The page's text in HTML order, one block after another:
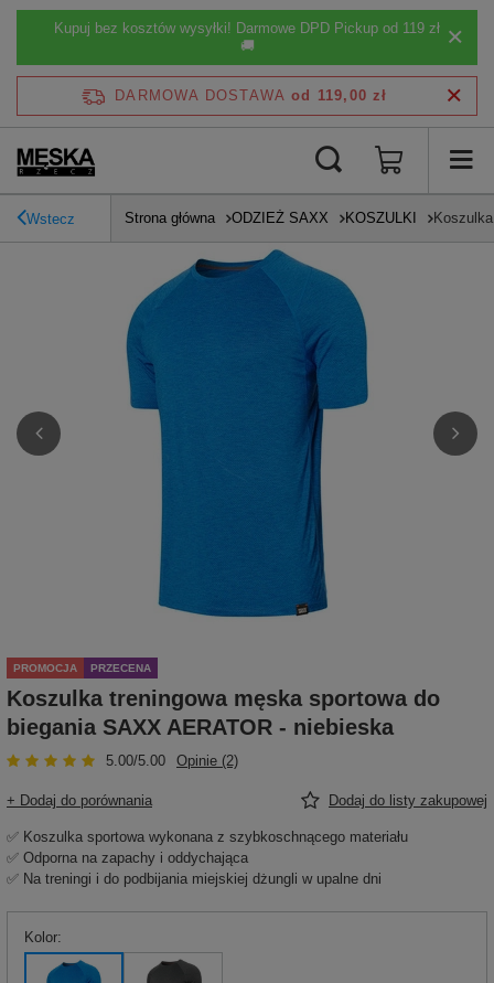
Kupuj bez kosztów wysyłki! Darmowe DPD Pickup od 119 zł
🚚
DARMOWA DOSTAWA od 119,00 zł
Wstecz Strona główna ODZIEŻ SAXX KOSZULKI
PROMOCJA PRZECENA
Koszulka treningowa męska sportowa do
biegania SAXX AERATOR - niebieska
5.00/5.00 Opinie (2)
+ Dodaj do porównania Dodaj do listy zakupowej
✅ Koszulka sportowa wykonana z szybkoschnącego materiału
✅ Odporna na zapachy i oddychająca
✅ Na treningi i do podbijania miejskiej dżungli w upalne dni
Kolor